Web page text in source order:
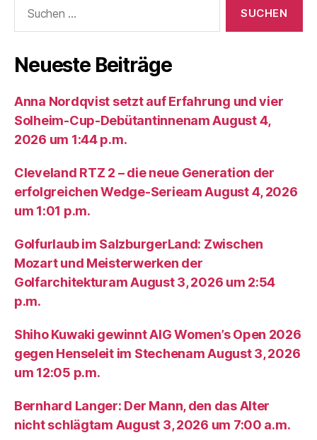
nach:
Neueste Beiträge
Anna Nordqvist setzt auf Erfahrung und vier
Solheim-Cup-Debütantinnenam August 4,
2026 um 1:44 p.m.
Cleveland RTZ 2 – die neue Generation der
erfolgreichen Wedge-Serieam August 4, 2026
um 1:01 p.m.
Golfurlaub im SalzburgerLand: Zwischen
Mozart und Meisterwerken der
Golfarchitekturam August 3, 2026 um 2:54
p.m.
Shiho Kuwaki gewinnt AIG Women’s Open 2026
gegen Henseleit im Stechenam August 3, 2026
um 12:05 p.m.
Bernhard Langer: Der Mann, den das Alter
nicht schlägtam August 3, 2026 um 7:00 a.m.